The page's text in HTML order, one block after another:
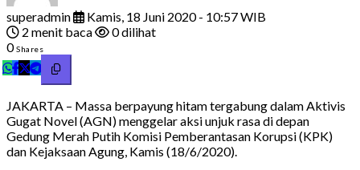
superadmin
Kamis, 18 Juni 2020 - 10:57 WIB
2 menit baca
0 dilihat
0Shares
JAKARTA – Massa berpayung hitam tergabung dalam Aktivis
Gugat Novel (AGN) menggelar aksi unjuk rasa di depan
Gedung Merah Putih Komisi Pemberantasan Korupsi (KPK)
dan Kejaksaan Agung, Kamis (18/6/2020).